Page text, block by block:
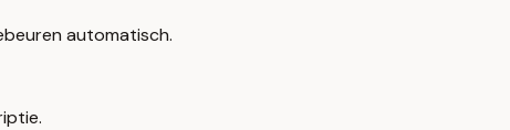
automatisch.